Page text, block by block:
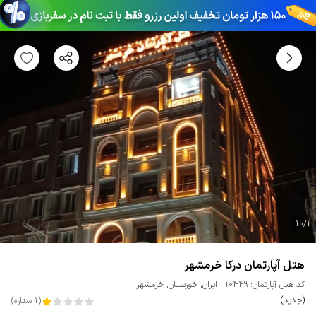
10/1
هتل آپارتمان درکا خرمشهر
کد هتل آپارتمان: 10449 ایران, خوزستان, خرمشهر
(جدید)
(
1 ستاره)